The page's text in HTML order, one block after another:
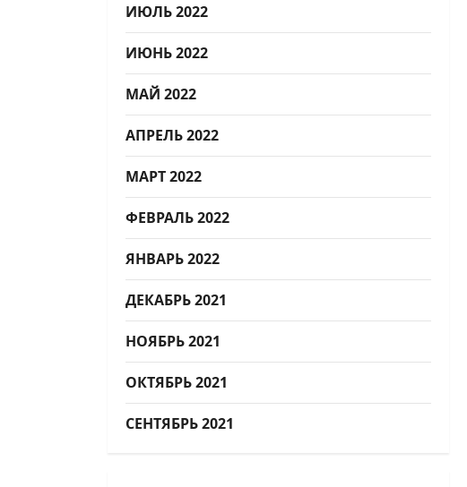
ИЮЛЬ 2022
ИЮНЬ 2022
МАЙ 2022
АПРЕЛЬ 2022
МАРТ 2022
ФЕВРАЛЬ 2022
ЯНВАРЬ 2022
ДЕКАБРЬ 2021
НОЯБРЬ 2021
ОКТЯБРЬ 2021
СЕНТЯБРЬ 2021